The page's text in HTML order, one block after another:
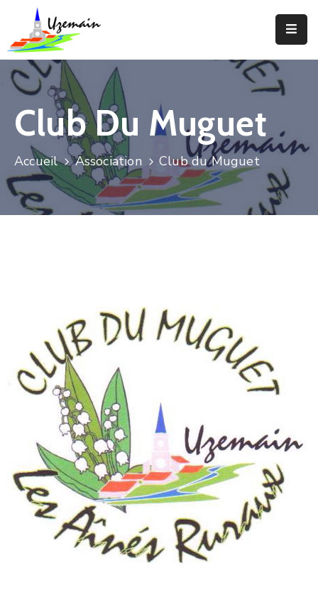
Actualités
Agenda
Votre
Commune
Votre
Mairie
Club Du Muguet
Accueil Association Club du Muguet